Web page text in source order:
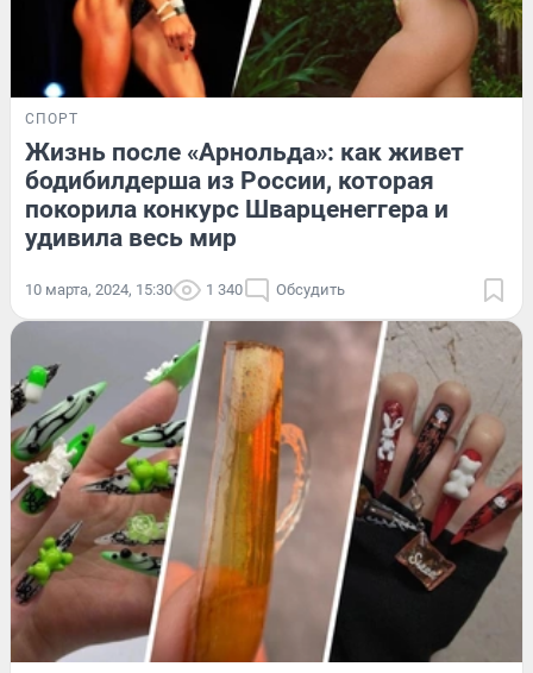
СПОРТ
Жизнь после «Арнольда»: как живет
бодибилдерша из России, которая
покорила конкурс Шварценеггера и
удивила весь мир
10 марта, 2024, 15:30 1 340 Обсудить